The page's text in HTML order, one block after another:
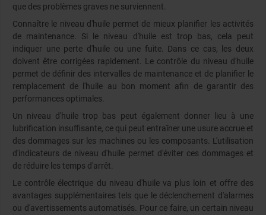
que des problèmes graves ne surviennent.
Connaître le niveau d'huile permet de mieux planifier les activités
de maintenance. Si le niveau d'huile est trop bas, cela peut
indiquer une perte d'huile ou une fuite. Dans ce cas, les deux
doivent être corrigées rapidement. Le contrôle du niveau d'huile
permet de définir des intervalles de maintenance et de planifier le
remplacement de l'huile au bon moment afin de garantir des
performances optimales.
Un niveau d'huile trop bas peut également donner lieu à une
lubrification insuffisante, ce qui peut entraîner une usure accrue et
des dommages sur les machines ou les composants. L'utilisation
d'indicateurs de niveau d'huile permet d'éviter ces dommages et
de réduire les temps d'arrêt.
Le contrôle électrique du niveau d'huile va plus loin et offre des
avantages supplémentaires tels que le déclenchement d'alarmes
ou d'avertissements automatisés. Pour ce faire, un certain niveau